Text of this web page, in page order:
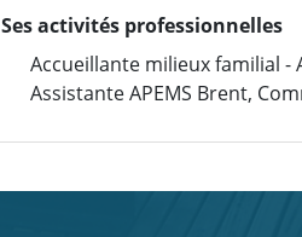
Ses activités professionnelles
Accueillante milieux familial -
Assistante APEMS Brent,